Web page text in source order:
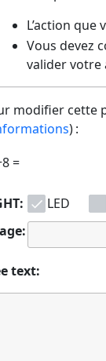
L’action que
Vous devez
valider votre
modifier cette
) :
=
LED
text: